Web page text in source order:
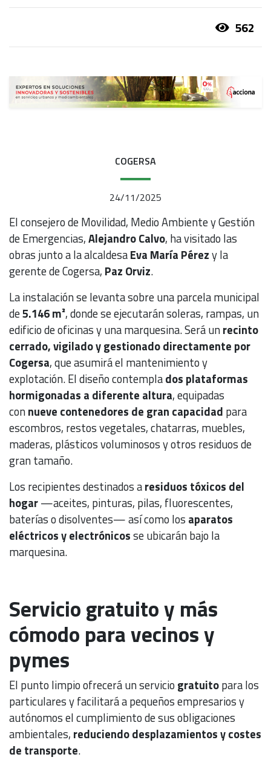
562
COGERSA
24/11/2025
El consejero de Movilidad, Medio Ambiente y Gestión
de Emergencias,Alejandro Calvo, ha visitado las
obras junto a la alcaldesaEva María Pérezy la
gerente de Cogersa, Paz Orviz.
La instalación se levanta sobre una parcela municipal
de5.146 m², donde se ejecutarán soleras, rampas, un
edificio de oficinas y una marquesina. Será unrecinto
cerrado, vigilado y gestionado directamente por
Cogersa, que asumirá el mantenimiento y
explotación. El diseño contemplados plataformas
hormigonadas a diferente altura, equipadas
connueve contenedores de gran capacidad para
escombros, restos vegetales, chatarras, muebles,
maderas, plásticos voluminosos y otros residuos de
gran tamaño.
Los recipientes destinados aresiduos tóxicos del
hogar—aceites, pinturas, pilas, fluorescentes,
baterías o disolventes— así como los aparatos
eléctricos y electrónicosse ubicarán bajo la
marquesina.
Servicio gratuito y más
cómodo para vecinos y
pymes
El punto limpio ofrecerá un servicio gratuitopara los
particulares y facilitará a pequeños empresarios y
autónomos el cumplimiento de sus obligaciones
ambientales, reduciendo desplazamientos y costes
de transporte.